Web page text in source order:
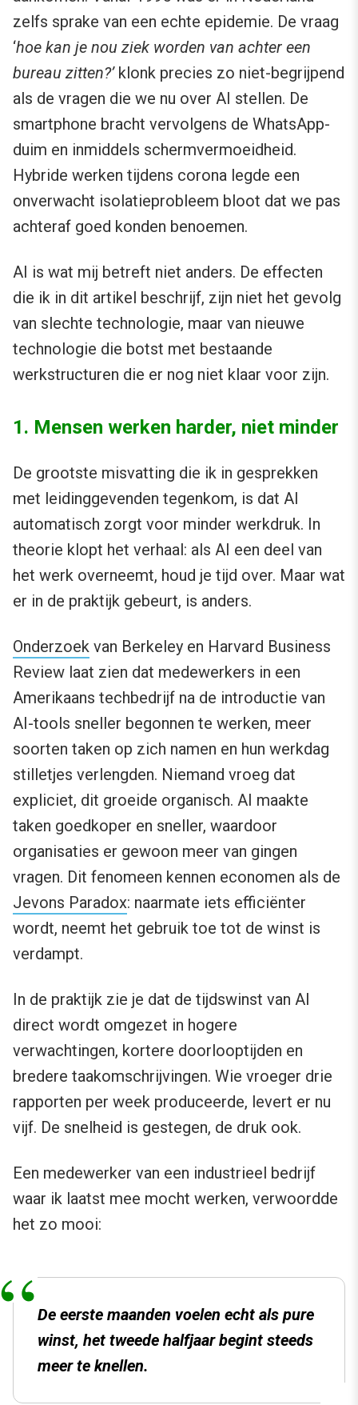
zelfs sprake van een echte epidemie. De vraag
‘hoe kan je nou ziek worden van achter een
bureau zitten?’klonk precies zo niet-begrijpend
als de vragen die we nu over AI stellen. De
smartphone bracht vervolgens de WhatsApp-
duim en inmiddels schermvermoeidheid.
Hybride werken tijdens corona legde een
onverwacht isolatieprobleem bloot dat we pas
achteraf goed konden benoemen.
AI is wat mij betreft niet anders. De effecten
die ik in dit artikel beschrijf, zijn niet het gevolg
van slechte technologie, maar van nieuwe
technologie die botst met bestaande
werkstructuren die er nog niet klaar voor zijn.
1. Mensen werken harder, niet minder
De grootste misvatting die ik in gesprekken
met leidinggevenden tegenkom, is dat AI
automatisch zorgt voor minder werkdruk. In
theorie klopt het verhaal: als AI een deel van
het werk overneemt, houd je tijd over. Maar wat
er in de praktijk gebeurt, is anders.
Onderzoek van Berkeley en Harvard Business
Review laat zien dat medewerkers in een
Amerikaans techbedrijf na de introductie van
AI-tools sneller begonnen te werken, meer
soorten taken op zich namen en hun werkdag
stilletjes verlengden. Niemand vroeg dat
expliciet, dit groeide organisch. AI maakte
taken goedkoper en sneller, waardoor
organisaties er gewoon meer van gingen
vragen. Dit fenomeen kennen economen als de
Jevons Paradox: naarmate iets efficiënter
wordt, neemt het gebruik toe tot de winst is
verdampt.
In de praktijk zie je dat de tijdswinst van AI
direct wordt omgezet in hogere
verwachtingen, kortere doorlooptijden en
bredere taakomschrijvingen. Wie vroeger drie
rapporten per week produceerde, levert er nu
vijf. De snelheid is gestegen, de druk ook.
Een medewerker van een industrieel bedrijf
waar ik laatst mee mocht werken, verwoordde
het zo mooi:
De eerste maanden voelen echt als pure
winst, het tweede halfjaar begint steeds
meer te knellen.